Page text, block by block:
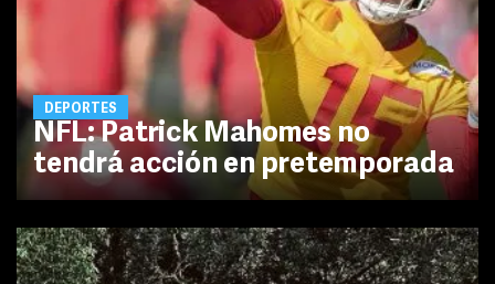
DEPORTES
NFL: Patrick Mahomes no
tendrá acción en pretemporada